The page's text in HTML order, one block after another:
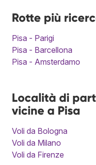
Rotte più
Pisa - Parigi
Pisa - Barcellona
Pisa - Amsterdamo
Località di
vicine a Pisa
Voli da Bologna
Voli da Milano
Voli da Firenze